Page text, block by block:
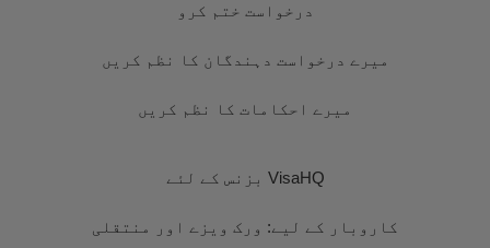
درخواست ختم کرو
میرے درخواست دہندگان کا نظم کریں
میرے احکامات کا نظم کریں
VisaHQ بزنس کے لئے
کاروبار کے لیے: ورک ویزے اور منتقلی